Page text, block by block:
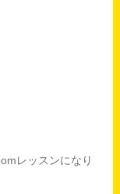
レッスンになり